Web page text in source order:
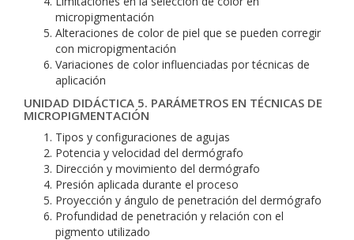
micropigmentación
Alteraciones de color de piel que se pueden corregir
con micropigmentación
Variaciones de color influenciadas por técnicas de
aplicación
UNIDAD DIDÁCTICA 5. PARÁMETROS EN TÉCNICAS DE
MICROPIGMENTACIÓN
Tipos y configuraciones de agujas
Potencia y velocidad del dermógrafo
Dirección y movimiento del dermógrafo
Presión aplicada durante el proceso
Proyección y ángulo de penetración del dermógrafo
Profundidad de penetración y relación con el
pigmento utilizado